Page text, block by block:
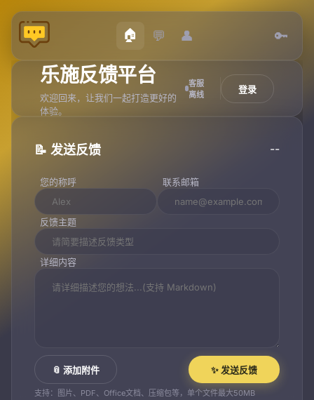
🏠 💬 👤 🔑
乐施反馈平台
欢迎回来，让我们一起打造更好的
体验。
客服
离线
登录
📝 发送反馈 --
您的称呼 联系邮箱
反馈主题
详细内容
📎 添加附件 ✨ 发送反馈
支持：图片、PDF、Office文档、压缩包等，单个文件最大50MB